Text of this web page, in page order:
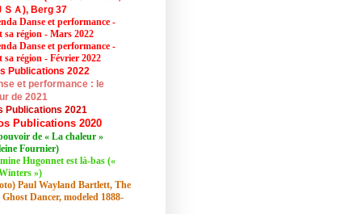
ＳＡ), Berg 37
Danse et performance -
sa région - Mars 2022
Danse et performance -
sa région - Février 2022
Publications 2022
et performance : le
de 2021
Publications 2021
Publications 2020
de « La chaleur »
Fournier)
Hugonnet est là-bas («
»)
Paul Wayland Bartlett, The
Dancer, modeled 1888-